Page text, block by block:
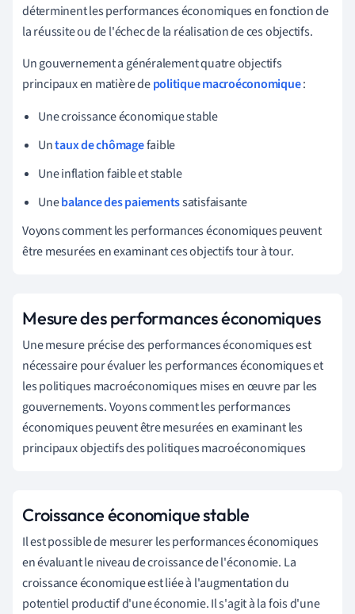
déterminent les performances économiques en fonction de
la réussite ou de l'échec de la réalisation de ces objectifs.
Un gouvernement a généralement quatre objectifs
principaux en matière depolitique macroéconomique:
Une croissance économique stable
Untaux de chômagefaible
Une inflation faible et stable
Unebalance des paiementssatisfaisante
Voyons comment les performances économiques peuvent
être mesurées en examinant ces objectifs tour à tour.
Mesure des performances économiques
Une mesure précise des performances économiques est
nécessaire pour évaluer les performances économiques et
les politiques macroéconomiques mises en œuvre par les
gouvernements. Voyons comment les performances
économiques peuvent être mesurées en examinant les
principaux objectifs des politiques macroéconomiques
Croissance économique stable
Il est possible de mesurer les performances économiques
en évaluant le niveau de croissance de l'économie. La
croissance économique est liée à l'augmentation du
potentiel productif d'une économie. Il s'agit à lafoisd'une